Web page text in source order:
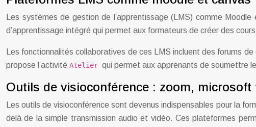
Les systèmes de gestion de l’apprentissage (LMS) comme
d’apprentissage intégré qui permet aux formateurs de créer des
Les fonctionnalités collaboratives de ces LMS incluent des forums
propose l’activité Atelier qui permet aux apprenants de soumettre
Outils de visioconférence : zoom, microsoft
Les outils de visioconférence sont devenus indispensables pour la
delà de la simple transmission audio et vidéo. Ces plateformes